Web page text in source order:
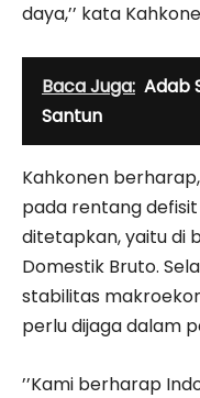
daya,’’ kata
Baca Juga: Adab
Santun
Kahkonen
pada rentang
ditetapkan, yaitu di
Domestik Bruto.
stabilitas
perlu dijaga dalam
’’Kami berharap